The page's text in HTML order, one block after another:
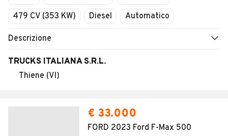
479 CV (353 KW)
Diesel Automatico
Descrizione
TRUCKS ITALIANA S.R.L.
Thiene (VI)
€ 33.000
FORD 2023 Ford F-Max 500